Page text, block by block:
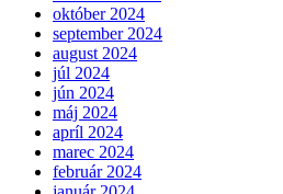
október 2024
september 2024
august 2024
júl 2024
jún 2024
máj 2024
apríl 2024
marec 2024
február 2024